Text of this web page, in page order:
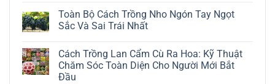
Cây
Đô
La
Thuật
Chăm
Sóc
Lá
bình
luận
ở
Địa
Lan
Tứ
Thời:
Toàn Bộ Cách Trồng Nho Ngón Tay Ngọt
Sắc Và Sai Trái Nhất
bình
luận
ở
Toàn
Cách Trồng Lan Cẩm Cù Ra Hoa: Kỹ Thuật
Chăm Sóc Toàn Diện Cho Người Mới Bắt
Đầu